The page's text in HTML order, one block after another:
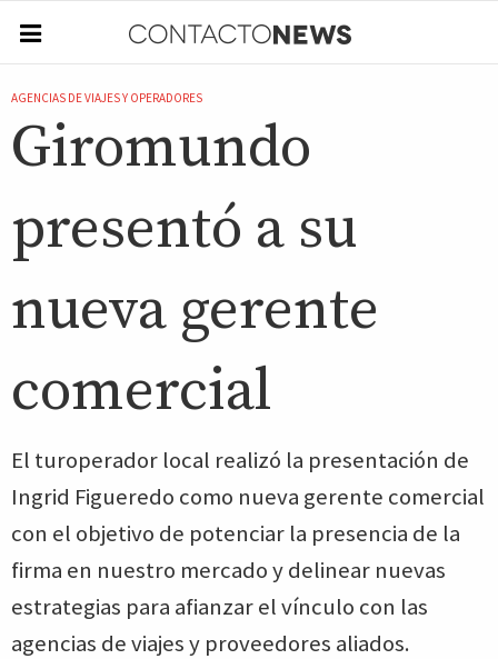
AGENCIAS DE VIAJES Y OPERADORES
Giromundo
presentó a su
nueva gerente
comercial
El turoperador local realizó la presentación de
Ingrid Figueredo como nueva gerente comercial
con el objetivo de potenciar la presencia de la
firma en nuestro mercado y delinear nuevas
estrategias para afianzar el vínculo con las
agencias de viajes y proveedores aliados.